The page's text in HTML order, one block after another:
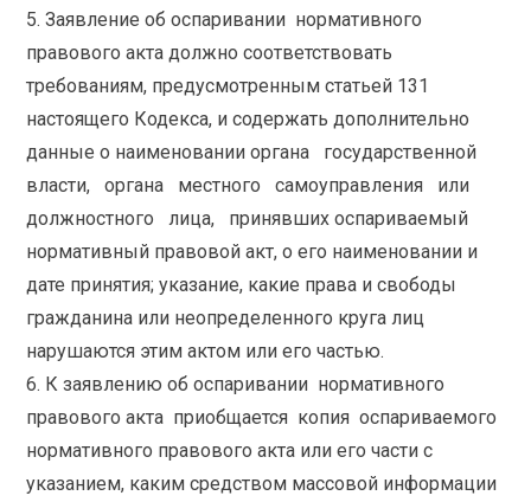
5. Заявление об оспаривании нормативного
правового акта должно соответствовать
требованиям, предусмотренным статьей 131
настоящего Кодекса, и содержать дополнительно
данные о наименовании органа государственной
власти, органа местного самоуправления или
должностного лица, принявших оспариваемый
нормативный правовой акт, о его наименовании и
дате принятия; указание, какие права и свободы
гражданина или неопределенного круга лиц
нарушаются этим актом или его частью.
6. К заявлению об оспаривании нормативного
правового акта приобщается копия оспариваемого
нормативного правового акта или его части с
указанием, каким средством массовой информации